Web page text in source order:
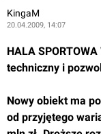
KingaM
20.04.2009, 14:07
HALA
techniczny i
Nowy obiekt ma
od przyjętego